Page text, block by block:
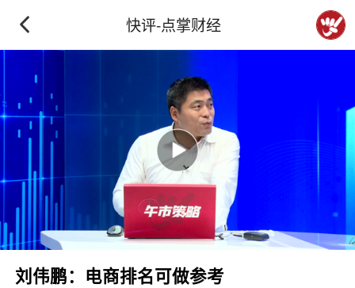
快评-点掌财经
刘伟鹏：电商排名可做参考